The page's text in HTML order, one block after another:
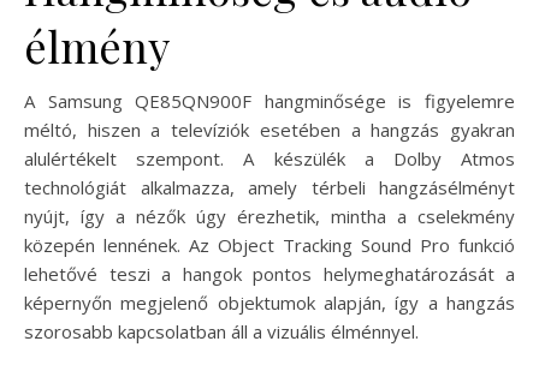
élmény
A Samsung QE85QN900F hangminősége is figyelemre
méltó, hiszen a televíziók esetében a hangzás gyakran
alulértékelt szempont. A készülék a Dolby Atmos
technológiát alkalmazza, amely térbeli hangzásélményt
nyújt, így a nézők úgy érezhetik, mintha a cselekmény
közepén lennének. Az Object Tracking Sound Pro funkció
lehetővé teszi a hangok pontos helymeghatározását a
képernyőn megjelenő objektumok alapján, így a hangzás
szorosabb kapcsolatban áll a vizuális élménnyel.